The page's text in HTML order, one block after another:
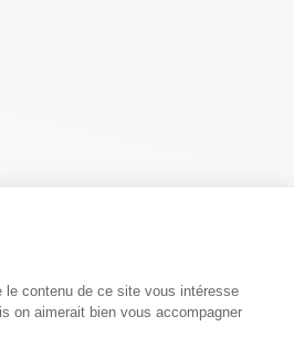
le contenu de ce site vous intéresse
on aimerait bien vous accompagner